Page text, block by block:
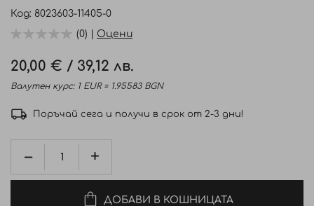
със
Код 8023603-11405-0
(0) | Оцени
20,00 € / 39,12 лв.
Валутен курс: 1 EUR = 1.95583 BGN
Поръчай сега и получи в срок от 2-3 дни!
ДОБАВИ В КОШНИЦАТА